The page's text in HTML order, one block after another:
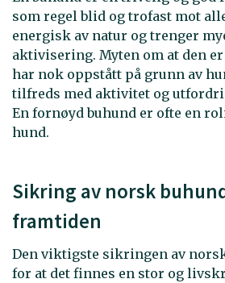
som regel blid og trofast mot
energisk av natur og trenger
aktivisering. Myten om at den
har nok oppstått på grunn av
tilfreds med aktivitet og
En fornøyd buhund er ofte en
hund.
Sikring av norsk
framtiden
Den viktigste sikringen av
for at det finnes en stor og